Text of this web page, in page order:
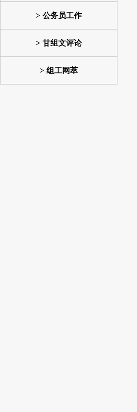
公务员工作
甘组文评论
组工网萃